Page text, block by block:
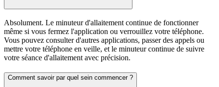
Absolument. Le minuteur d'allaitement continue de fonctionner
même si vous fermez l'application ou verrouillez votre téléphone.
Vous pouvez consulter d'autres applications, passer des appels ou
mettre votre téléphone en veille, et le minuteur continue de suivre
votre séance d'allaitement avec précision.
Comment savoir par quel sein commencer ?